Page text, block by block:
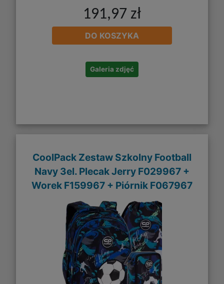
191,97 zł
DO KOSZYKA
Galeria zdjęć
CoolPack Zestaw Szkolny Football
Navy 3el. Plecak Jerry F029967 +
Worek F159967 + Piórnik F067967